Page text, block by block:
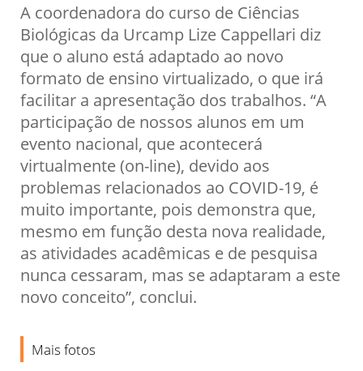
A coordenadora do curso de Ciências
Biológicas da Urcamp Lize Cappellari diz
que o aluno está adaptado ao novo
formato de ensino virtualizado, o que irá
facilitar a apresentação dos trabalhos. “A
participação de nossos alunos em um
evento nacional, que acontecerá
virtualmente (on-line), devido aos
problemas relacionados ao COVID-19, é
muito importante, pois demonstra que,
mesmo em função desta nova realidade,
as atividades acadêmicas e de pesquisa
nunca cessaram, mas se adaptaram a este
novo conceito”, conclui.
Mais fotos